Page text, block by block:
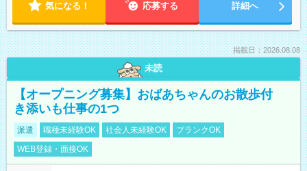
気になる！ 応募する 詳細へ
掲載日：2026.08.08
未読
【オープニング募集】おばあちゃんのお散歩付
き添いも仕事の1つ
派遣 職種未経験OK 社会人未経験OK
ブランクOK
WEB登録・面接OK